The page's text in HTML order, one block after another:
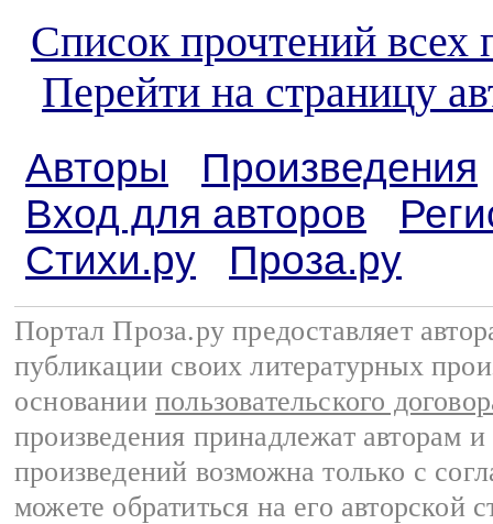
Список прочтений всех
Перейти на страницу
Авторы
Произведения
Вход для авторов
Стихи.ру
Проза.ру
Портал Проза.ру предоставляет
публикации своих литературных
основании пользовательского
произведения принадлежат авторам
произведений возможна только с
можете обратиться на его авторской